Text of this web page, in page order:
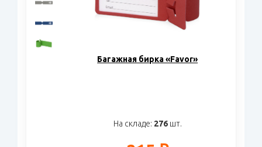
Багажная бирка «Favor»
На складе: 276шт.